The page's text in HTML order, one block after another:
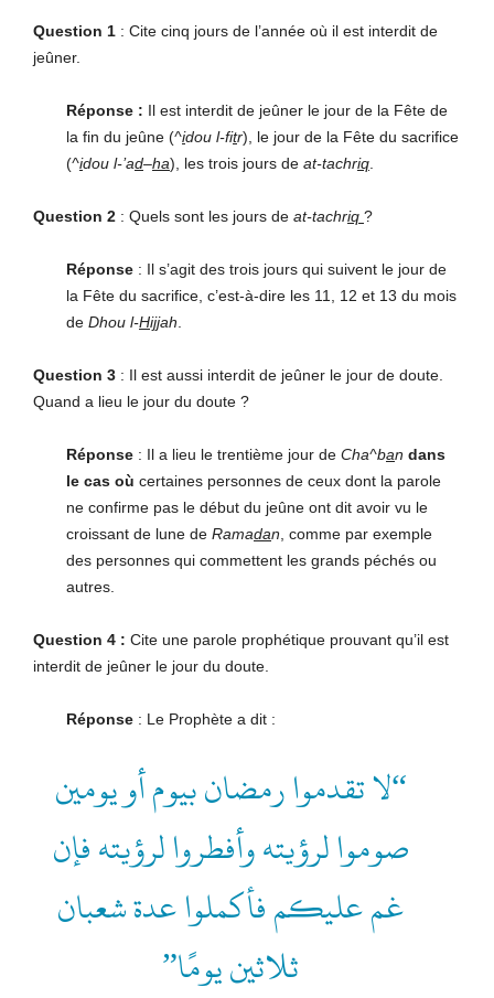
Question 1 : Cite cinq jours de l’année où il est interdit de
jeûner.
Réponse : Il est interdit de jeûner le jour de la Fête de
la fin du jeûne (^idou l-fitr), le jour de la Fête du sacrifice
(^idou l-’ad–ha), les trois jours de at-tachriq
Question 2 : Quels sont les jours de at-tachriq ?
Réponse : Il s’agit des trois jours qui suivent le jour de
la Fête du sacrifice, c’est-à-dire les 11, 12 et 13 du mois
de Dhou l-Hijjah
Question 3 : Il est aussi interdit de jeûner le jour de doute.
Quand a lieu le jour du doute ?
Réponse : Il a lieu le trentième jour de Cha^ban dans
le cas où certaines personnes de ceux dont la parole
ne confirme pas le début du jeûne ont dit avoir vu le
croissant de lune de Ramadan , comme par exemple
des personnes qui commettent les grands péchés ou
autres.
Question 4 : Cite une parole prophétique prouvant qu’il est
interdit de jeûner le jour du doute.
Réponse : Le Prophète a dit :
“لا تقدموا رمضان بيوم أو يومين
صوموا لرؤيته وأفطروا لرؤيته فإن
غم عليكم فأكملوا عدة شعبان
ثلاثين يومًا”